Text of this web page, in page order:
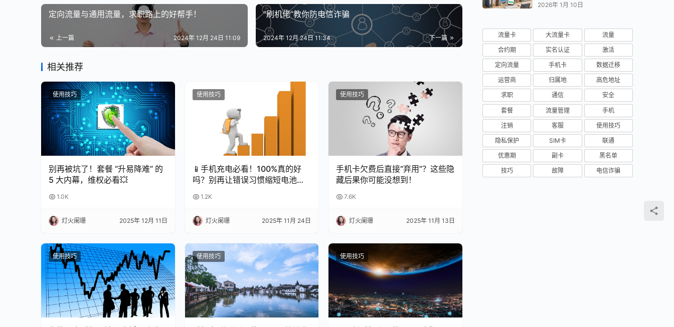
定向流量与通用流量，求职路上的好帮手！
上一篇 2024年 12月 24日 11:09
“刷机佬”教你防电信诈骗
下一篇
2024年 12月 24日 11:34
相关推荐
使用技巧
别再被坑了！套餐 “升易降难” 的
5 大内幕，维权必看💥
1.0K
灯火阑珊 2025年 12月 11日
使用技巧
📱手机充电必看！100%真的好
吗？别再让错误习惯缩短电池寿
1.2K
灯火阑珊 2025年 11月 24日
使用技巧
手机卡欠费后直接“弃用”？这些隐
藏后果你可能没想到！
7.6K
灯火阑珊 2025年 11月 13日
使用技巧 使用技巧 使用技巧
2026年 1月 10日
流量卡 大流量卡 流量
合约期 实名认证 激活
定向流量 手机卡 数据迁移
运营商 归属地 高危地址
求职 通信 安全
套餐 流量管理 手机
注销 客服 使用技巧
隐私保护 SIM卡 联通
优惠期 副卡 黑名单
技巧 故障 电信诈骗